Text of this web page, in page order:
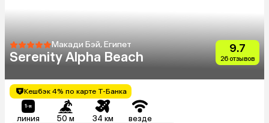
Макади Бэй, Египет
Serenity Alpha Beach
9.7
26 отзывов
Кешбэк 4% по карте Т-Банка
линия 50 м 34 км везде